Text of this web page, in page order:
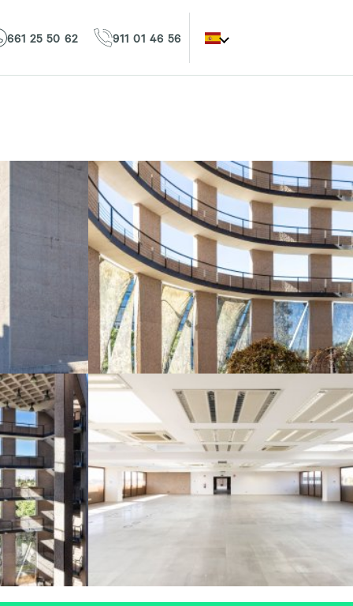
661 25 50 62 911 01 46 56